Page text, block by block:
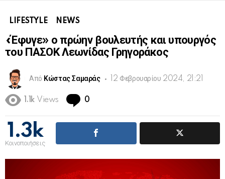
LIFESTYLE NEWS
«Έφυγε» ο πρώην βουλευτής και υπουργός
του ΠΑΣΟΚ Λεωνίδας Γρηγοράκος
Από Κώστας Σαμαράς 12 Φεβρουαρίου 2024, 21:21
1.1k Views 0
1.3k
Κοινοποιήσεις